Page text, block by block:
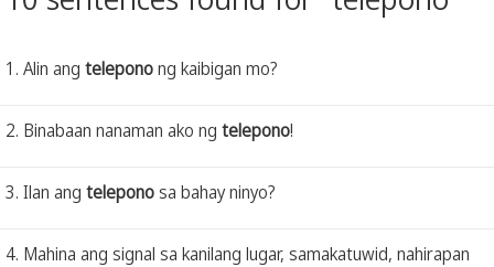
1. Alin ang teleponong kaibigan mo?
2. Binabaan nanaman ako ng telepono!
3. Ilan ang teleponosa bahay ninyo?
4. Mahina ang signal sa kanilang lugar, samakatuwid, nahirapan